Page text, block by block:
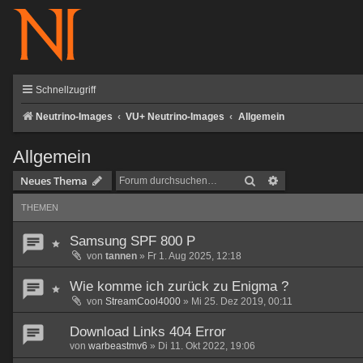
Schnellzugriff
Neutrino-Images VU+ Neutrino-Images Allgemein
Allgemein
Neues Thema Suche
THEMEN
Samsung SPF 800 P
von tannen » Fr 1. Aug 2025, 12:18
Wie komme ich zurück zu Enigma ?
von StreamCool4000 » Mi 25. Dez 2019, 00:11
Download Links 404 Error
von warbeastmv6 » Di 11. Okt 2022, 19:06